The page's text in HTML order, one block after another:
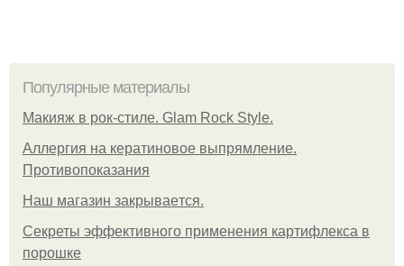
Популярные материалы
Макияж в рок-стиле. Glam Rock Style.
Аллергия на кератиновое выпрямление.
Противопоказания
Нaш магaзин зaкрывaeтся.
Секреты эффективного применения картифлекса в
порошке